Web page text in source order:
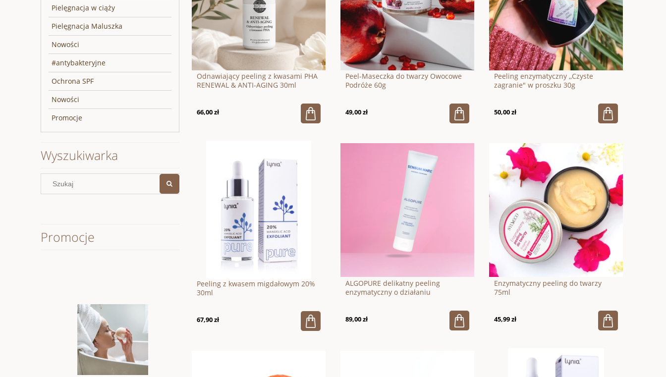
Pielęgnacja w ciąży
Pielęgnacja Maluszka
Nowości
#antybakteryjne
Ochrona SPF
Nowości
Promocje
Wyszukiwarka
Promocje
Odnawiający peeling z kwasami PHA
RENEWAL & ANTI-AGING 30ml
66,00 zł
Peel-Maseczka do twarzy Owocowe
Podróże 60g
49,00 zł
Peeling enzymatyczny ,,Czyste
zagranie" w proszku 30g
50,00 zł
Peeling z kwasem migdałowym 20%
30ml
67,90 zł
ALGOPURE delikatny peeling
enzymatyczny o działaniu
89,00 zł
Enzymatyczny peeling do twarzy
75ml
45,99 zł